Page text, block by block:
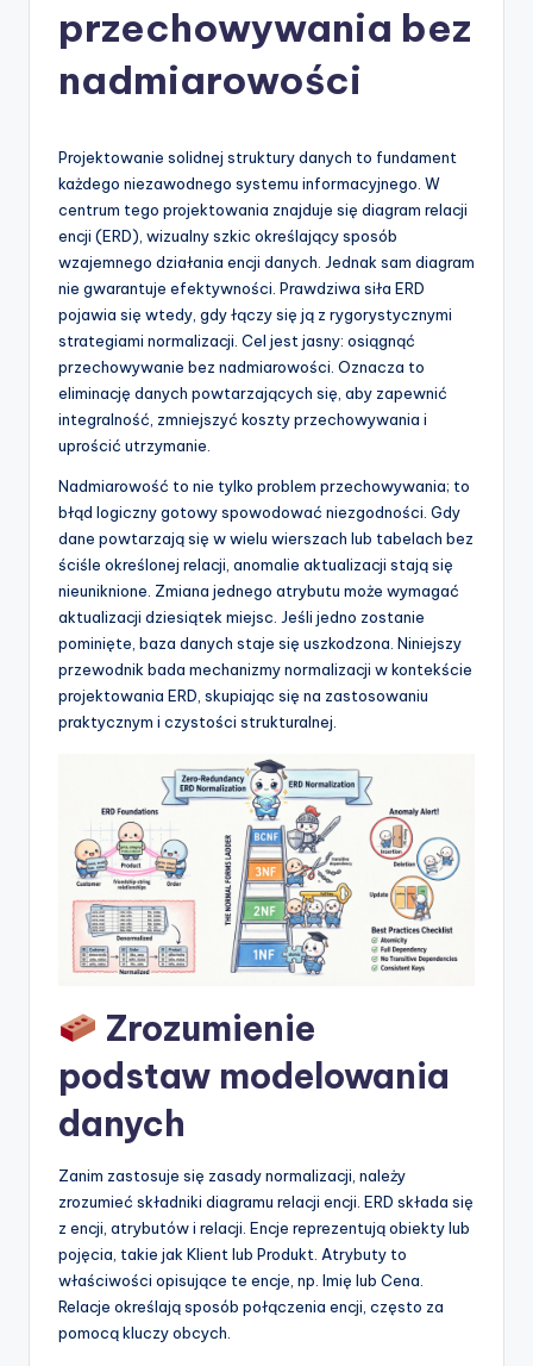
&
S
o
w
przechowywania bez
nadmiarowości
Projektowanie solidnej struktury danych to fundament
każdego niezawodnego systemu informacyjnego. W
centrum tego projektowania znajduje się diagram relacji
encji (ERD), wizualny szkic określający sposób
wzajemnego działania encji danych. Jednak sam diagram
nie gwarantuje efektywności. Prawdziwa siła ERD
pojawia się wtedy, gdy łączy się ją z rygorystycznymi
strategiami normalizacji. Cel jest jasny: osiągnąć
przechowywanie bez nadmiarowości. Oznacza to
eliminację danych powtarzających się, aby zapewnić
integralność, zmniejszyć koszty przechowywania i
uprościć utrzymanie.
Nadmiarowość to nie tylko problem przechowywania; to
błąd logiczny gotowy spowodować niezgodności. Gdy
dane powtarzają się w wielu wierszach lub tabelach bez
ściśle określonej relacji, anomalie aktualizacji stają się
nieuniknione. Zmiana jednego atrybutu może wymagać
aktualizacji dziesiątek miejsc. Jeśli jedno zostanie
pominięte, baza danych staje się uszkodzona. Niniejszy
przewodnik bada mechanizmy normalizacji w kontekście
projektowania ERD, skupiając się na zastosowaniu
praktycznym i czystości strukturalnej.
Zrozumienie
podstaw modelowania
danych
Zanim zastosuje się zasady normalizacji, należy
zrozumieć składniki diagramu relacji encji. ERD składa się
z encji, atrybutów i relacji. Encje reprezentują obiekty lub
pojęcia, takie jak Klient lub Produkt. Atrybuty to
właściwości opisujące te encje, np. Imię lub Cena.
Relacje określają sposób połączenia encji, często za
pomocą kluczy obcych.